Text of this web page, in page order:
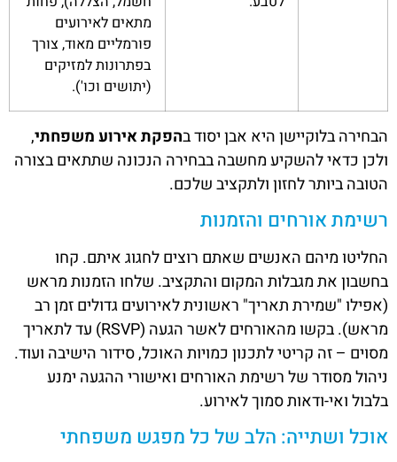
מתאים לאירועים
פורמליים מאוד, צורך
בפתרונות למזיקים
(יתושים וכו').
הבחירה בלוקיישן היא אבן יסוד בהפקת אירוע משפחתי,
ולכן כדאי להשקיע מחשבה בבחירה הנכונה שתתאים בצורה
הטובה ביותר לחזון ולתקציב שלכם.
רשימת אורחים והזמנות
החליטו מיהם האנשים שאתם רוצים לחגוג איתם. קחו
בחשבון את מגבלות המקום והתקציב. שלחו הזמנות מראש
(אפילו "שמירת תאריך" ראשונית לאירועים גדולים זמן רב
מראש). בקשו מהאורחים לאשר הגעה (RSVP) עד לתאריך
מסוים – זה קריטי לתכנון כמויות האוכל, סידור הישיבה ועוד.
ניהול מסודר של רשימת האורחים ואישורי ההגעה ימנע
בלבול ואי-ודאות סמוך לאירוע.
אוכל ושתייה: הלב של כל מפגש משפחתי